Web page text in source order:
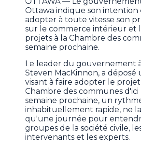
Ottawa indique son intention
adopter à toute vitesse son
sur le commerce intérieur et
projets à la Chambre des
semaine prochaine.
Le leader du gouvernement
Steven MacKinnon, a déposé
visant à faire adopter le projet
Chambre des communes d'ici
semaine prochaine, un
inhabituellement rapide, ne
qu'une journée pour
groupes de la société civile,
intervenants et les experts.